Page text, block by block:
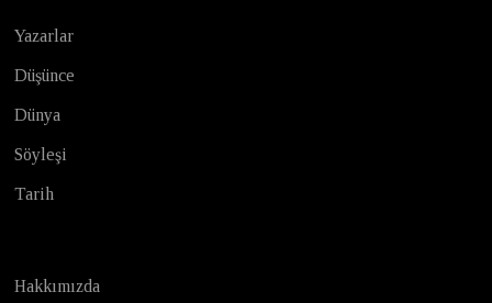
Yazarlar
Düşünce
Dünya
Söyleşi
Tarih
Hakkımızda